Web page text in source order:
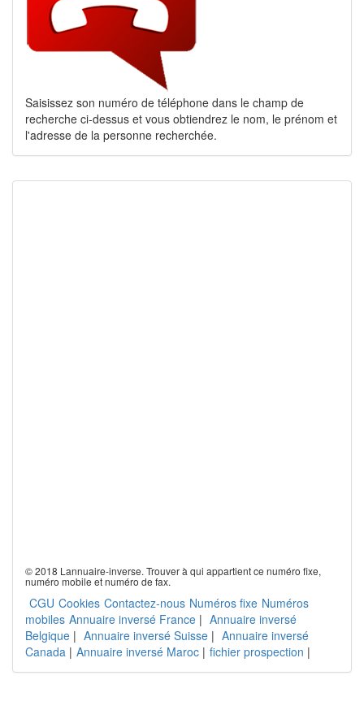
Saisissez son numéro de téléphone dans le champ de
recherche ci-dessus et vous obtiendrez le nom, le prénom et
l'adresse de la personne recherchée.
© 2018 Lannuaire-inverse. Trouver à qui appartient ce numéro fixe,
numéro mobile et numéro de fax.
CGU Cookies Contactez-nous Numéros fixe Numéros
mobiles Annuaire inversé France | Annuaire inversé
Belgique | Annuaire inversé Suisse | Annuaire inversé
Canada | Annuaire inversé Maroc | fichier prospection |